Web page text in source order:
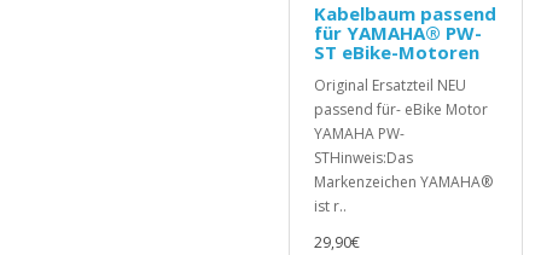
Kabelbaum passend
für YAMAHA® PW-
ST eBike-Motoren
Original Ersatzteil NEU
passend für- eBike Motor
YAMAHA PW-
STHinweis:Das
Markenzeichen YAMAHA®
ist r..
29,90€